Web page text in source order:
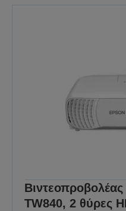
TW840, 2 θύρες